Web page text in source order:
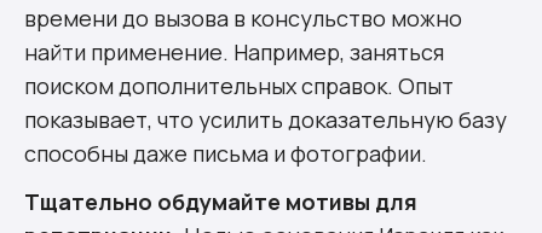
времени до вызова в консульство можно
найти применение. Например, заняться
поиском дополнительных справок. Опыт
показывает, что усилить доказательную базу
способны даже письма и фотографии.
Тщательно обдумайте мотивы для